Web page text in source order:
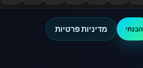
מדיניות פרטיות הבנתי